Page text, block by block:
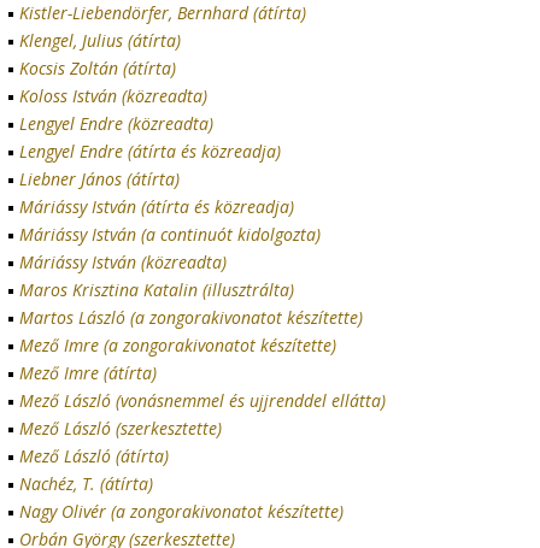
Kistler-Liebendörfer, Bernhard (átírta)
Klengel, Julius (átírta)
Kocsis Zoltán (átírta)
Koloss István (közreadta)
Lengyel Endre (közreadta)
Lengyel Endre (átírta és közreadja)
Liebner János (átírta)
Máriássy István (átírta és közreadja)
Máriássy István (a continuót kidolgozta)
Máriássy István (közreadta)
Maros Krisztina Katalin (illusztrálta)
Martos László (a zongorakivonatot készítette)
Mező Imre (a zongorakivonatot készítette)
Mező Imre (átírta)
Mező László (vonásnemmel és ujjrenddel ellátta)
Mező László (szerkesztette)
Mező László (átírta)
Nachéz, T. (átírta)
Nagy Olivér (a zongorakivonatot készítette)
Orbán György (szerkesztette)